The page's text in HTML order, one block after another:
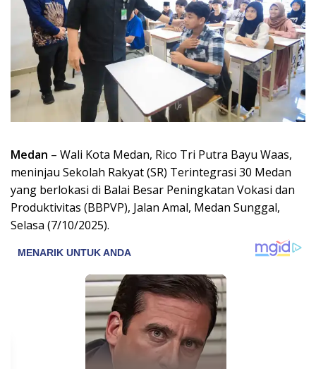
Medan – Wali Kota Medan, Rico Tri Putra Bayu Waas,
meninjau Sekolah Rakyat (SR) Terintegrasi 30 Medan
yang berlokasi di Balai Besar Peningkatan Vokasi dan
Produktivitas (BBPVP), Jalan Amal, Medan Sunggal,
Selasa (7/10/2025).